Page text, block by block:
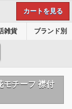
カートを見る
雑貨 ブランド別
モチーフ 襟付